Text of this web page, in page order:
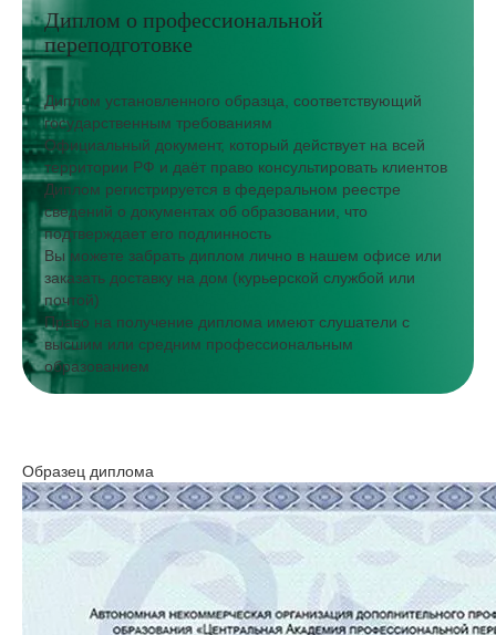
Диплом о профессиональной
переподготовке
Диплом установленного образца, соответствующий
государственным требованиям
Официальный документ, который действует на всей
территории РФ и даёт право консультировать клиентов
Диплом регистрируется в федеральном реестре
сведений о документах об образовании, что
подтверждает его подлинность
Вы можете забрать диплом лично в нашем офисе или
заказать доставку на дом (курьерской службой или
почтой)
Право на получение диплома имеют слушатели с
высшим или средним профессиональным
образованием
Образец диплома